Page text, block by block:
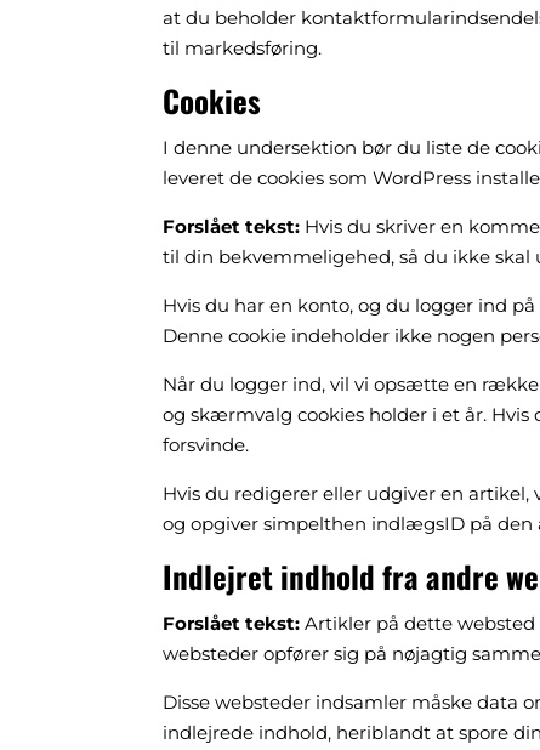
at du beholder
til markedsføring.
Cookies
I denne undersektion bør du liste de
leveret de cookies som WordPress
Forslået tekst: Hvis du skriver en
til din bekvemmeligehed, så du ikke skal
Hvis du har en konto, og du logger ind
Denne cookie indeholder ikke nogen
Når du logger ind, vil vi opsætte en
og skærmvalg cookies holder i et år.
forsvinde.
Hvis du redigerer eller udgiver en
og opgiver simpelthen indlægsID på den
Indlejret indhold fra andre
Forslået tekst:Artikler på dette websted
websteder opfører sig på nøjagtig
Disse websteder indsamler måske data
indlejrede indhold, heriblandt at spore